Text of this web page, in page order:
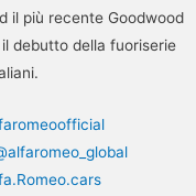
il più recente Goodwood
debutto della fuoriserie